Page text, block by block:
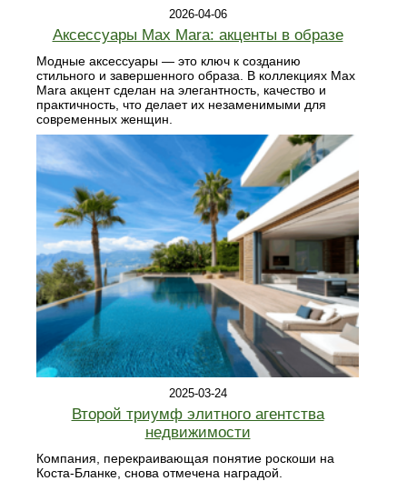
2026-04-06
Аксессуары Max Mara: акценты в образе
Модные аксессуары — это ключ к созданию
стильного и завершенного образа. В коллекциях Max
Mara акцент сделан на элегантность, качество и
практичность, что делает их незаменимыми для
современных женщин.
2025-03-24
Второй триумф элитного агентства
недвижимости
Компания, перекраивающая понятие роскоши на
Коста-Бланке, снова отмечена наградой.